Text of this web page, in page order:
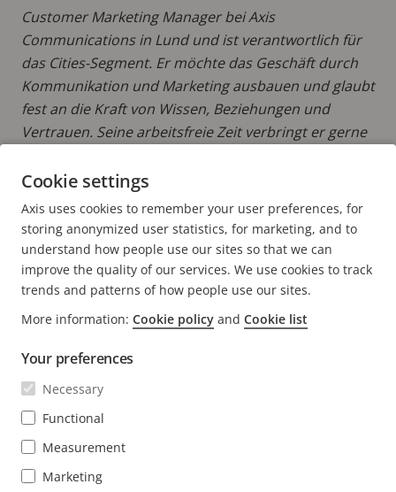
Customer Marketing Manager bei Axis
Communications in Lund und ist verantwortlich für
das Cities-Segment. Er möchte das Geschäft durch
Kommunikation und Marketing ausbauen und glaubt
fest an die Kraft von Wissen, Beziehungen und
Vertrauen. Seine arbeitsfreie Zeit verbringt er gerne
am liebsten auf einem nahegelegenen Golfplatz.
MEHR BEITRÄGE LESEN VON ANDERS
Kontaktieren Sie uns
Experience Center
NEWS & STORYS
Life at Axis
Engineering at Axis
ABONNIEREN
Newsletter abonnieren
Cookie settings
Axis uses cookies to remember your user preferences, for
storing anonymized user statistics, for marketing, and to
understand how people use our sites so that we can
improve the quality of our services. We use cookies to track
trends and patterns of how people use our sites.
More information: Cookie policy and Cookie list
Your preferences
Necessary
Functional
Measurement
Marketing